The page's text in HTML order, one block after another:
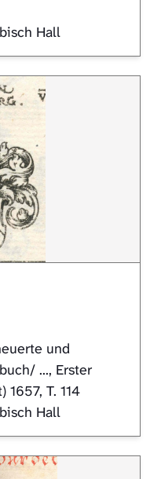
Hall
und
..., Erster
1657, T. 114
Hall